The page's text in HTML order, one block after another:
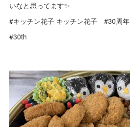
いなと思ってます✨
#キッチン花子 キッチン花子 #30周年
#30th